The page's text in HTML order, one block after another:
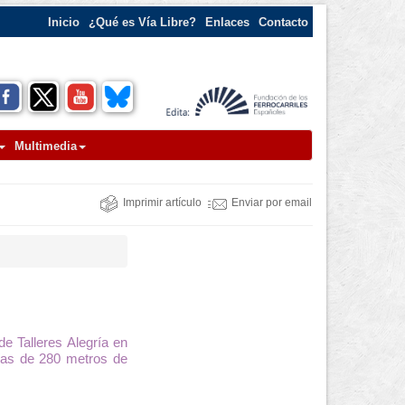
Inicio ¿Qué es Vía Libre? Enlaces Contacto
Multimedia
Imprimir artículo Enviar por email
Talleres Alegría en
de 280 metros de